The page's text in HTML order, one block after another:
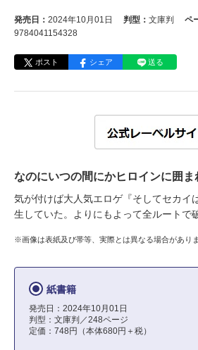
発売日： 2024年10月01日 判型： 文庫判 ペ
9784041154328
ポスト シェア 送る
なのにいつの間にかヒロインに囲ま
気が付けば大人気エロゲ『そしてセカイ
生していた。よりにもよって全ルートで
※画像は表紙及び帯等、実際とは異なる場合がありま
紙書籍
発売日：2024年10月01日
判型：文庫判／248ページ
定価：748円（本体680円＋税）